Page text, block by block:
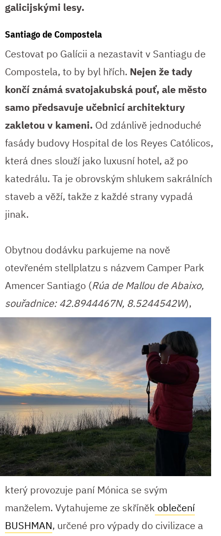
galicijskými lesy.
Santiago de Compostela
Cestovat po Galícii a nezastavit v Santiagu de
Compostela, to by byl hřích. Nejen že tady
končí známá svatojakubská pouť, ale město
samo předsavuje učebnicí architektury
zakletou v kameni. Od zdánlivě jednoduché
fasády budovy Hospital de los Reyes Católicos,
která dnes slouží jako luxusní hotel, až po
katedrálu. Ta je obrovským shlukem sakrálních
staveb a věží, takže z každé strany vypadá
jinak.
Obytnou dodávku parkujeme na nově
otevřeném stellplatzu s názvem Camper Park
Amencer Santiago (Rúa de Mallou de Abaixo,
souřadnice: 42.8944467N, 8.5244542W),
který provozuje paní Mónica se svým
manželem. Vytahujeme ze skříněk oblečení
BUSHMAN, určené pro výpady do civilizace a